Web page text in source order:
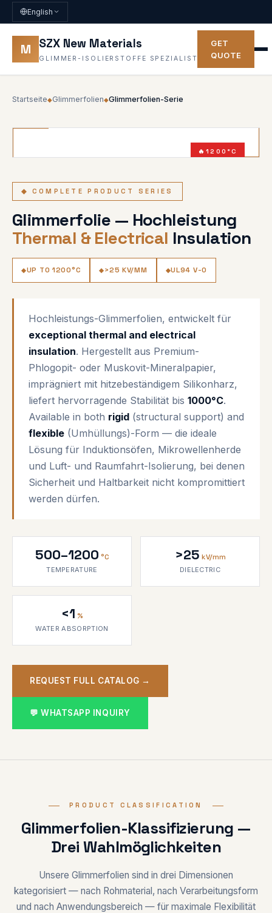
English
M SZX New Materials
GLIMMER-ISOLIERSTOFFE SPEZIALIST
GET
QUOTE
Startseite◆Glimmerfolien◆Glimmerfolien-Serie
1200°C
◆ COMPLETE PRODUCT SERIES
Glimmerfolie — Hochleistung
Thermal & Electrical Insulation
UP TO 1200°C >25 KV/MM UL94 V-0
Hochleistungs-Glimmerfolien, entwickelt für
exceptional thermal and electrical
insulation. Hergestellt aus Premium-
Phlogopit- oder Muskovit-Mineralpapier,
imprägniert mit hitzebeständigem Silikonharz,
liefert hervorragende Stabilität bis 1000°C.
Available in both rigid (structural support) and
flexible (Umhüllungs)-Form — die ideale
Lösung für Induktionsöfen, Mikrowellenherde
und Luft- und Raumfahrt-Isolierung, bei denen
Sicherheit und Haltbarkeit nicht kompromittiert
werden dürfen.
500–1200 °C
TEMPERATURE
>25 kV/mm
DIELECTRIC
<1 %
WATER ABSORPTION
REQUEST FULL CATALOG →
💬 WHATSAPP INQUIRY
PRODUCT CLASSIFICATION
Glimmerfolien-Klassifizierung —
Drei Wahlmöglichkeiten
Unsere Glimmerfolien sind in drei Dimensionen
kategorisiert — nach Rohmaterial, nach Verarbeitungsform
und nach Anwendungsbereich — für maximale Flexibilität